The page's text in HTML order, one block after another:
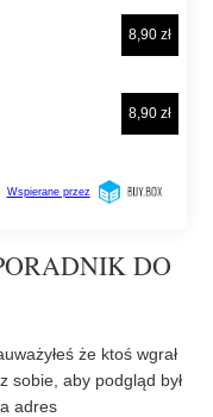
DO
że ktoś wgrał
sobie, aby podgląd był
adres